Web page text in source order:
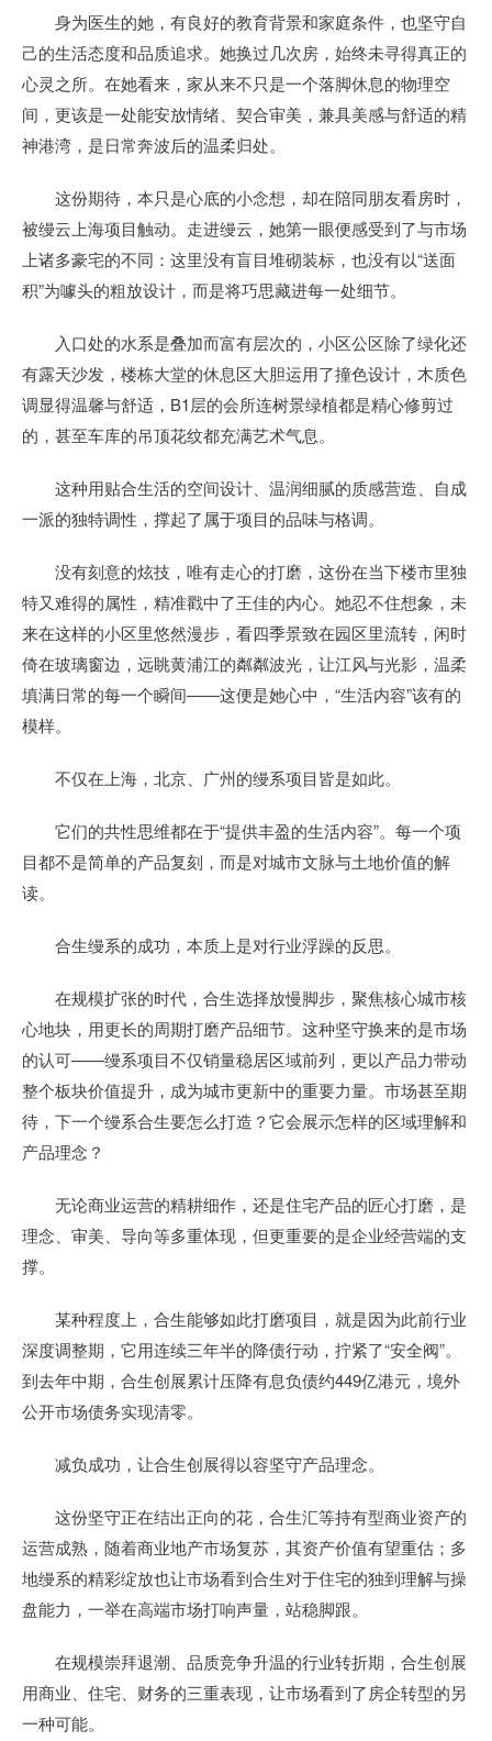
身为医生的她，有良好的教育背景和家庭条件，也坚守自
己的生活态度和品质追求。她换过几次房，始终未寻得真正的
心灵之所。在她看来，家从来不只是一个落脚休息的物理空
间，更该是一处能安放情绪、契合审美，兼具美感与舒适的精
神港湾，是日常奔波后的温柔归处。
这份期待，本只是心底的小念想，却在陪同朋友看房时，
被缦云上海项目触动。走进缦云，她第一眼便感受到了与市场
上诸多豪宅的不同：这里没有盲目堆砌装标，也没有以“送面
积”为噱头的粗放设计，而是将巧思藏进每一处细节。
入口处的水系是叠加而富有层次的，小区公区除了绿化还
有露天沙发，楼栋大堂的休息区大胆运用了撞色设计，木质色
调显得温馨与舒适，B1层的会所连树景绿植都是精心修剪过
的，甚至车库的吊顶花纹都充满艺术气息。
这种用贴合生活的空间设计、温润细腻的质感营造、自成
一派的独特调性，撑起了属于项目的品味与格调。
没有刻意的炫技，唯有走心的打磨，这份在当下楼市里独
特又难得的属性，精准戳中了王佳的内心。她忍不住想象，未
来在这样的小区里悠然漫步，看四季景致在园区里流转，闲时
倚在玻璃窗边，远眺黄浦江的粼粼波光，让江风与光影，温柔
填满日常的每一个瞬间——这便是她心中，“生活内容”该有的
模样。
不仅在上海，北京、广州的缦系项目皆是如此。
它们的共性思维都在于“提供丰盈的生活内容”。每一个项
目都不是简单的产品复刻，而是对城市文脉与土地价值的解
读。
合生缦系的成功，本质上是对行业浮躁的反思。
在规模扩张的时代，合生选择放慢脚步，聚焦核心城市核
心地块，用更长的周期打磨产品细节。这种坚守换来的是市场
的认可——缦系项目不仅销量稳居区域前列，更以产品力带动
整个板块价值提升，成为城市更新中的重要力量。市场甚至期
待，下一个缦系合生要怎么打造？它会展示怎样的区域理解和
产品理念？
无论商业运营的精耕细作，还是住宅产品的匠心打磨，是
理念、审美、导向等多重体现，但更重要的是企业经营端的支
撑。
某种程度上，合生能够如此打磨项目，就是因为此前行业
深度调整期，它用连续三年半的降债行动，拧紧了“安全阀”。
到去年中期，合生创展累计压降有息负债约449亿港元，境外
公开市场债务实现清零。
减负成功，让合生创展得以容坚守产品理念。
这份坚守正在结出正向的花，合生汇等持有型商业资产的
运营成熟，随着商业地产市场复苏，其资产价值有望重估；多
地缦系的精彩绽放也让市场看到合生对于住宅的独到理解与操
盘能力，一举在高端市场打响声量，站稳脚跟。
在规模崇拜退潮、品质竞争升温的行业转折期，合生创展
用商业、住宅、财务的三重表现，让市场看到了房企转型的另
一种可能。